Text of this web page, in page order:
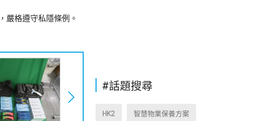
嚴格遵守私隱條例。
#話題搜尋
HK2 智慧物業保養方案